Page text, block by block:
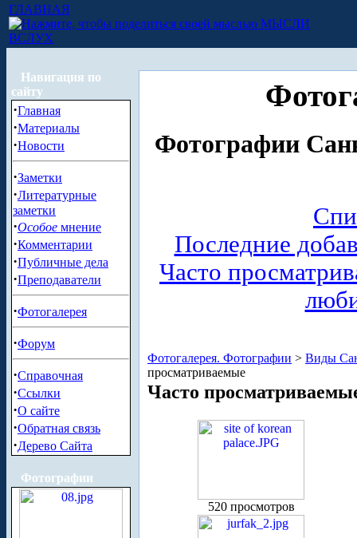
ГЛАВНАЯ
МЫСЛИ
ВСЛУХ
Навигация по
сайту
·Главная
·Материалы
·Новости
·Заметки
·Литературные
заметки
·Особое мнение
·Комментарии
·Публичные дела
·Преподаватели
·Фотогалерея
·Форум
·Справочная
·Ссылки
·О сайте
·Обратная связь
·Дерево Сайта
Фотографии
Фотографии
Последние
Часто
Фотогалерея. Фотографии > Виды
просматриваемые
Часто
520 просмотров